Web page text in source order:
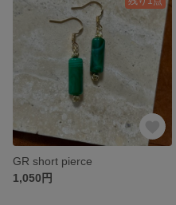
GR short pierce
1,050円